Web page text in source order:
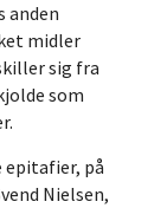
anden
midler
sig fra
som
epitafier, på
Nielsen,